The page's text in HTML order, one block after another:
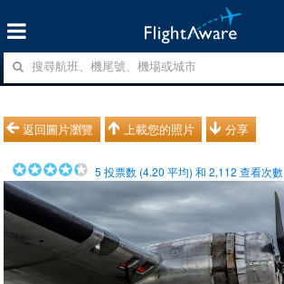
返回圖片瀏覽 上載您的照片 分享
5 投票数 (4.20 平均) 和2,112 查看次數